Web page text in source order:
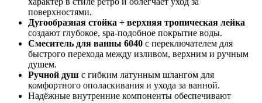
поверхностями.
Дугообразная стойка + верхняя тропическая лейка
создают глубокое, spa-подобное покрытие воды.
Смеситель для ванны 6040 с переключателем для
быстрого перехода между изливом, верхним и ручным
душем.
Ручной душ с гибким латунным шлангом для
комфортного ополаскивания и ухода за ванной.
Надёжные внутренние компоненты обеспечивают